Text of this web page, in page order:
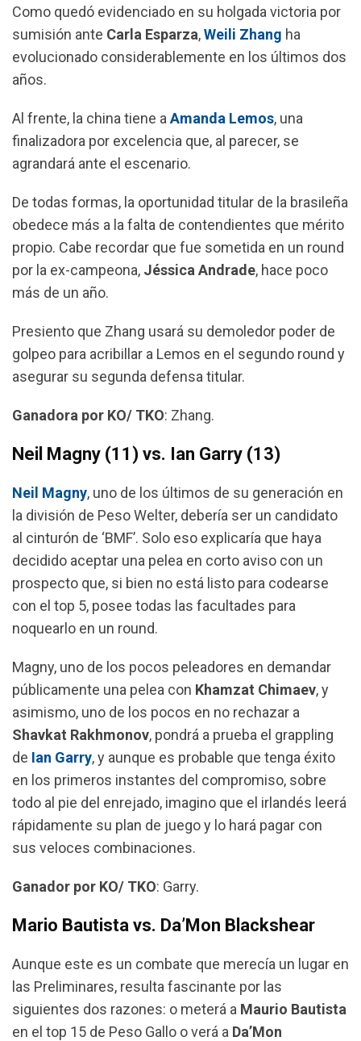
Como quedó evidenciado en su holgada victoria por
sumisión ante Carla Esparza,Weili Zhang ha
evolucionado considerablemente en los últimos dos
años.
Al frente, la china tiene a Amanda Lemos, una
finalizadora por excelencia que, al parecer, se
agrandará ante el escenario.
De todas formas, la oportunidad titular de la brasileña
obedece más a la falta de contendientes que mérito
propio. Cabe recordar que fue sometida en un round
por la ex-campeona, Jéssica Andrade, hace poco
más de un año.
Presiento que Zhang usará su demoledor poder de
golpeo para acribillar a Lemos en el segundo round y
asegurar su segunda defensa titular.
Ganadora por KO/ TKO: Zhang.
Neil Magny (11) vs. Ian Garry (13)
Neil Magny, uno de los últimos de su generación en
la división de Peso Welter, debería ser un candidato
al cinturón de ‘BMF’. Solo eso explicaría que haya
decidido aceptar una pelea en corto aviso con un
prospecto que, si bien no está listo para codearse
con el top 5, posee todas las facultades para
noquearlo en un round.
Magny, uno de los pocos peleadores en demandar
públicamente una pelea con Khamzat Chimaev, y
asimismo, uno de los pocos en no rechazar a
Shavkat Rakhmonov, pondrá a prueba el grappling
de Ian Garry, y aunque es probable que tenga éxito
en los primeros instantes del compromiso, sobre
todo al pie del enrejado, imagino que el irlandés leerá
rápidamente su plan de juego y lo hará pagar con
sus veloces combinaciones.
Ganador por KO/ TKO: Garry.
Mario Bautista vs. Da’Mon Blackshear
Aunque este es un combate que merecía un lugar en
las Preliminares, resulta fascinante por las
siguientes dos razones: o meterá a Maurio Bautista
en el top 15 de Peso Gallo o verá a Da’Mon